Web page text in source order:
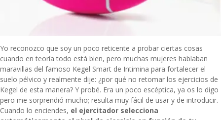
Yo reconozco que soy un poco reticente a probar ciertas cosas
cuando en teoría todo está bien, pero muchas mujeres hablaban
maravillas del famoso Kegel Smart de Intimina para fortalecer el
suelo pélvico y realmente dije: ¿por qué no retomar los ejercicios de
Kegel de esta manera? Y probé. Era un poco escéptica, ya os lo digo
pero me sorprendió mucho; resulta muy fácil de usar y de introducir.
Cuando lo enciendes, el ejercitador selecciona